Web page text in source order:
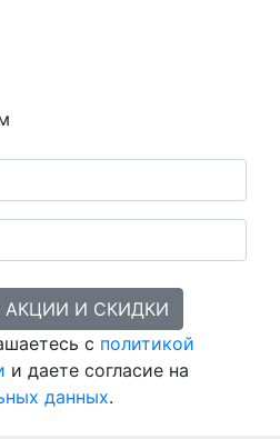
И СКИДКИ
с политикой
и даете согласие на
данных.